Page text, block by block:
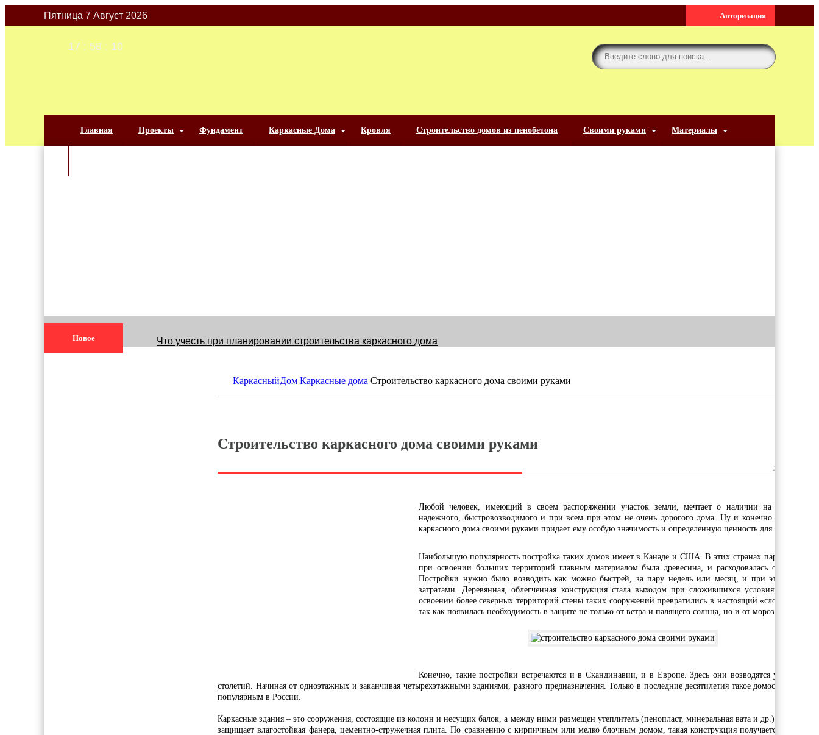
Авторизация
Пятница 7 Август 2026
17 : 58 : 11
Главная Проекты Фундамент Каркасные Дома Кровля Строительство домов из пенобетона Своими руками Материалы
Новое Что учесть при планировании строительства каркасного дома
Автономное электроснабжение для каркасных домов и крупных объектов
КаркасныйДом Каркасные дома Строительство каркасного дома своими руками
Строительство каркасного дома своими руками
26-02-2015,
Любой человек, имеющий в своем распоряжении участок земли, мечтает о наличии на нем
надежного, быстровозводимого и при всем при этом не очень дорогого дома. Ну и конечно
каркасного дома своими руками придает ему особую значимость и определенную ценность для владельца.
Наибольшую популярность постройка таких домов имеет в Канаде и США. В этих странах пару веков
при освоении больших территорий главным материалом была древесина, и расходовалась она
Постройки нужно было возводить как можно быстрей, за пару недель или месяц, и при этом с
затратами. Деревянная, облегченная конструкция стала выходом при сложившихся условиях. Позже
освоении более северных территорий стены таких сооружений превратились в настоящий «слоеный
так как появилась необходимость в защите не только от ветра и палящего солнца, но и от мороза.
Конечно, такие постройки встречаются и в Скандинавии, и в Европе. Здесь они возводятся уже
столетий. Начиная от одноэтажных и заканчивая четырехэтажными зданиями, разного предназначения. Только в последние десятилетия такое домостроение
популярным в России.
Каркасные здания – это сооружения, состоящие из колонн и несущих балок, а между ними размещен утеплитель (пенопласт, минеральная вата и др.). Его
защищает влагостойкая фанера, цементно-стружечная плита. По сравнению с кирпичным или мелко блочным домом, такая конструкция получается легкой.